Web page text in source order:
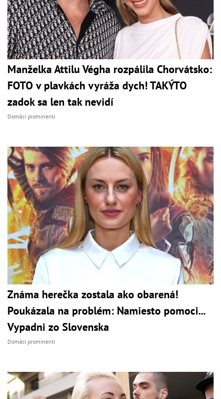
Manželka Attilu Végha rozpálila Chorvátsko:
FOTO v plavkách vyráža dych! TAKÝTO
zadok sa len tak nevidí
Domáci prominenti
Známa herečka zostala ako obarená!
Poukázala na problém: Namiesto pomoci...
Vypadni zo Slovenska
Domáci prominenti